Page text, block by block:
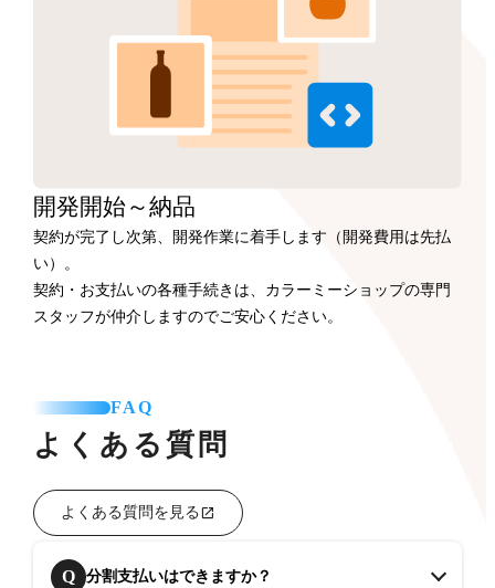
開発開始～納品
契約が完了し次第、開発作業に着手します（開発費用は先払
い）。
契約・お支払いの各種手続きは、カラーミーショップの専門
スタッフが仲介しますのでご安心ください。
FAQ
よくある質問
よくある質問を見る
Q 分割支払いはできますか？